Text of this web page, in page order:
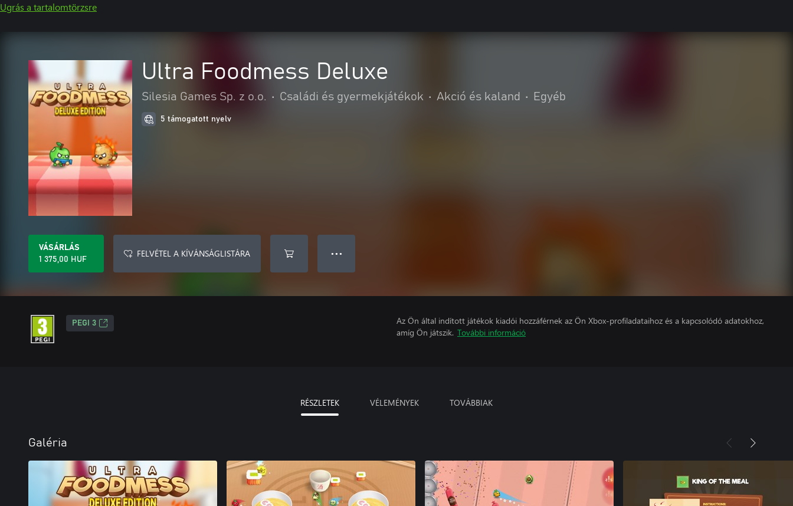
Ugrás a tartalomtörzsre
Ultra Foodmess Deluxe
Silesia Games Sp. z o.o. • Családi és gyermekjátékok • Akció és kaland • Egyéb
5 támogatott nyelv
VÁSÁRLÁS
1 375,00 HUF
FELVÉTEL A KÍVÁNSÁGLISTÁRA ● ● ●
PEGI 3
Az Ön által indított játékok kiadói hozzáférnek az Ön Xbox-profiladataihoz és a kapcsolódó adatokhoz,
amíg Ön játszik. További információ
RÉSZLETEK VÉLEMÉNYEK TOVÁBBIAK
Galéria